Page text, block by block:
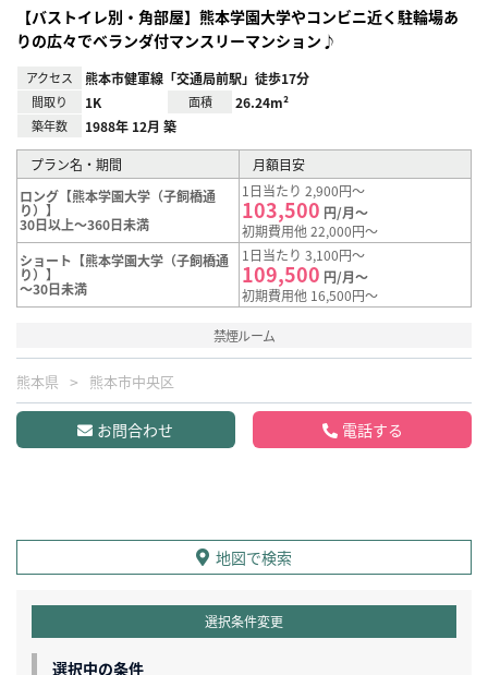
【バストイレ別・角部屋】熊本学園大学やコンビニ近く駐輪場あ
りの広々でベランダ付マンスリーマンション♪
アクセス 熊本市健軍線「交通局前駅」徒歩17分
間取り 1K 面積 26.24m²
築年数 1988年 12月 築
プラン名・期間
月額目安
ロング【熊本学園大学（子飼橋通
り）】
30日以上～360日未満
1日当たり 2,900円～
103,500 円/月～
初期費用他 22,000円～
ショート【熊本学園大学（子飼橋通
り）】
～30日未満
1日当たり 3,100円～
109,500 円/月～
初期費用他 16,500円～
禁煙ルーム
熊本県 熊本市中央区
お問合わせ 電話する
地図で検索
選択条件変更
選択中の条件